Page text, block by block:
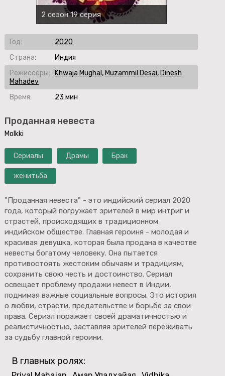
Проданная невеста
Molkki
Сериалы Драмы Брак
женитьба
"Проданная невеста" - это индийский сериал 2020
года, который погружает зрителей в мир интриг и
страстей, происходящих в традиционном
индийском обществе. Главная героиня - молодая и
красивая девушка, которая была продана в качестве
невесты богатому человеку. Она пытается
противостоять жестоким обычаям и традициям,
сохранить свою честь и достоинство. Сериал
освещает проблему продажи невест в Индии,
поднимая важные социальные вопросы. Это история
о любви, страсти, предательстве и борьбе за свои
права. Сериал поражает своей драматичностью и
реалистичностью, заставляя зрителей переживать
за судьбу главной героини.
2 сезон 19 серия
Год:
2020
Страна:
Индия
Режиссёры:
Khwaja Mughal , Muzammil Desai, Dinesh
Mahadev
Время:
23 мин
В главных ролях: